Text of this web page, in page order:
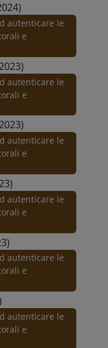
autenticare le
e
autenticare le
e
autenticare le
e
autenticare le
e
autenticare le
e
autenticare le
e